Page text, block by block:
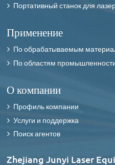
Портативный станок для
Применение
По обрабатываемым
По областям
О компании
Профиль компании
Услуги и поддержка
Поиск агентов
Zhejiang Junyi Laser